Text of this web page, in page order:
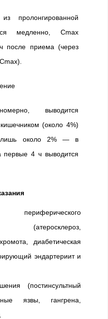
пролонгированной
медленно, Cmax
после приема (через
выводится
(около 4%)
около 2% — в
первые 4 ч выводится
(атеросклероз,
диабетическая
эндартериит и
(постинсультный
язвы, гангрена,